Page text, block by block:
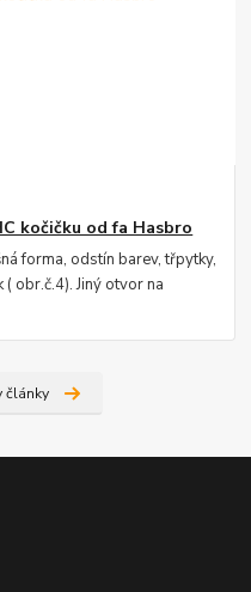
kočičku od fa Hasbro
forma, odstín barev, třpytky,
obr.č.4). Jiný otvor na
články